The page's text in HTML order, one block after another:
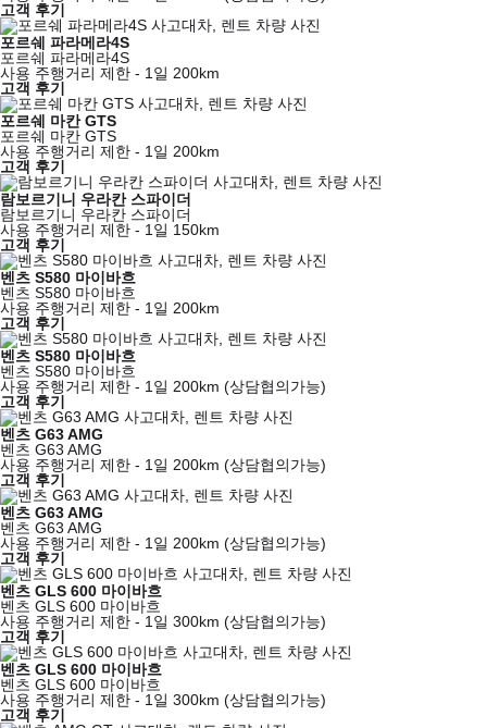
고객 후기
포르쉐 파라메라4S
포르쉐 파라메라4S
사용 주행거리 제한 - 1일 200km
고객 후기
포르쉐 마칸 GTS
포르쉐 마칸 GTS
사용 주행거리 제한 - 1일 200km
고객 후기
람보르기니 우라칸 스파이더
람보르기니 우라칸 스파이더
사용 주행거리 제한 - 1일 150km
고객 후기
벤츠 S580 마이바흐
벤츠 S580 마이바흐
사용 주행거리 제한 - 1일 200km
고객 후기
벤츠 S580 마이바흐
벤츠 S580 마이바흐
사용 주행거리 제한 - 1일 200km (상담협의가능)
고객 후기
벤츠 G63 AMG
벤츠 G63 AMG
사용 주행거리 제한 - 1일 200km (상담협의가능)
고객 후기
벤츠 G63 AMG
벤츠 G63 AMG
사용 주행거리 제한 - 1일 200km (상담협의가능)
고객 후기
벤츠 GLS 600 마이바흐
벤츠 GLS 600 마이바흐
사용 주행거리 제한 - 1일 300km (상담협의가능)
고객 후기
벤츠 GLS 600 마이바흐
벤츠 GLS 600 마이바흐
사용 주행거리 제한 - 1일 300km (상담협의가능)
고객 후기